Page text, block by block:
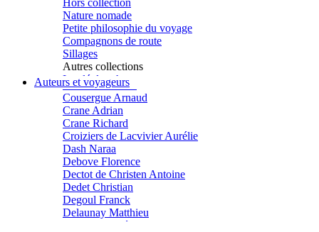
Hors collection
Nature nomade
Petite philosophie du voyage
Compagnons de route
Sillages
Autres collections
La clé des champs
Chemins d’étoiles
Visions
Auteurs et voyageurs
Chenot Philippe
Chicurel Arnaud
Clémenceau Adrien
Colonna d’Istria Jérôme
Conesa Gabriel
Corazza Pascal
Cotta Jean-Marc
Cousergue Arnaud
Crane Adrian
Crane Richard
Croiziers de Lacvivier Aurélie
Dash Naraa
Debove Florence
Dectot de Christen Antoine
Dedet Christian
Degoul Franck
Delaunay Matthieu
Deledicque Sébastien